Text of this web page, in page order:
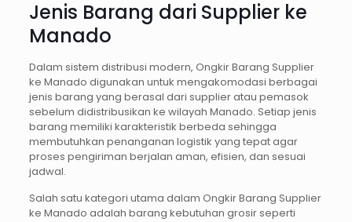
Jenis Barang dari Supplier ke
Manado
Dalam sistem distribusi modern, Ongkir Barang Supplier
ke Manado digunakan untuk mengakomodasi berbagai
jenis barang yang berasal dari supplier atau pemasok
sebelum didistribusikan ke wilayah Manado. Setiap jenis
barang memiliki karakteristik berbeda sehingga
membutuhkan penanganan logistik yang tepat agar
proses pengiriman berjalan aman, efisien, dan sesuai
jadwal.
Salah satu kategori utama dalam Ongkir Barang Supplier
ke Manado adalah barang kebutuhan grosir seperti